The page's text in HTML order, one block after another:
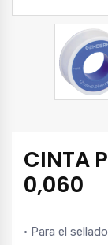
CINTA
0,060
• Para el